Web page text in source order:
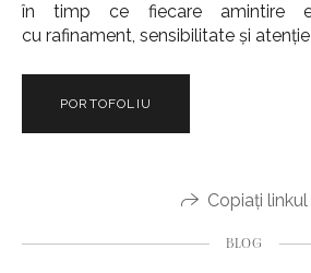
în timp ce fiecare amintire
cu rafinament, sensibilitate și
PORTOFOLIU
Copiați linkul
BLOG